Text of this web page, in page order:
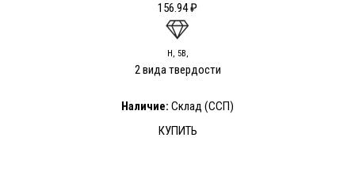
156.94 ₽
H, 5В,
2 вида твердости
Наличие: Склад (ССП)
КУПИТЬ